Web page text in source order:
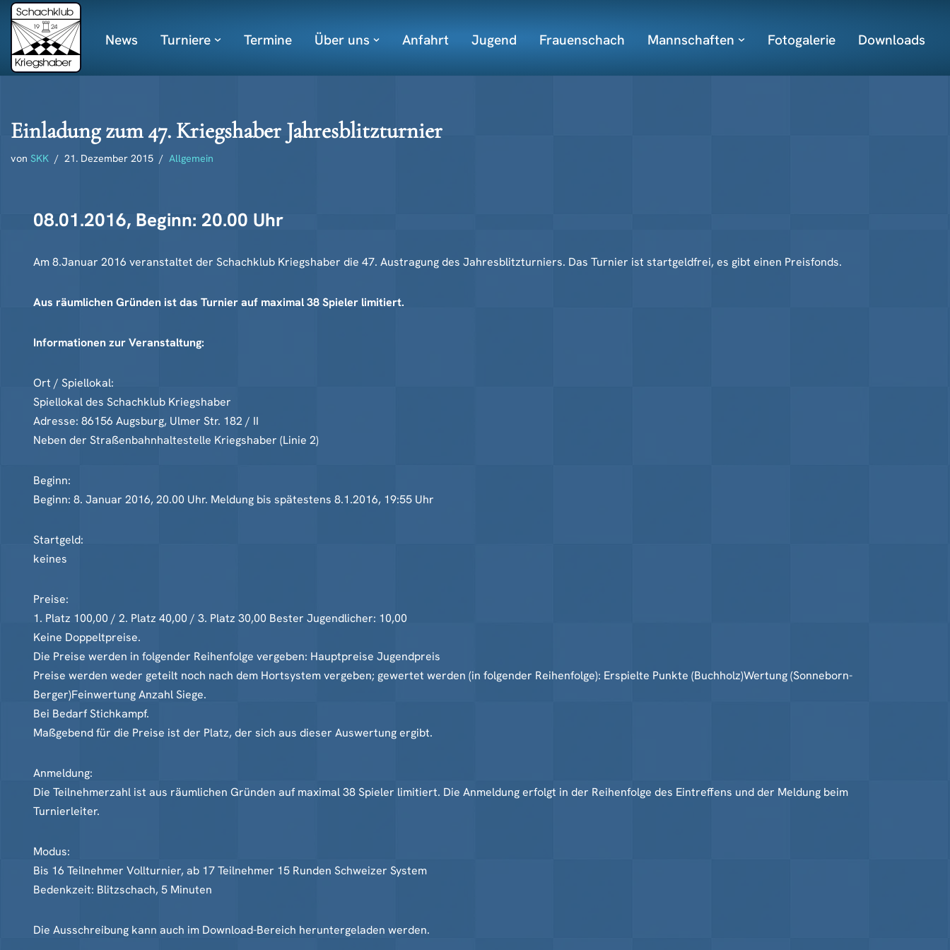
Zum
Inhalt
springen
News Turniere Termine Über uns Anfahrt Jugend Frauenschach Mannschaften Fotogalerie Downloads
Einladung zum 47. Kriegshaber Jahresblitzturnier
von SKK 21. Dezember 2015 Allgemein
08.01.2016, Beginn: 20.00 Uhr
Am 8.Januar 2016 veranstaltet der Schachklub Kriegshaber die 47. Austragung des Jahresblitzturniers. Das Turnier ist startgeldfrei, es gibt einen Preisfonds.
Aus räumlichen Gründen ist das Turnier auf maximal 38 Spieler limitiert.
Informationen zur Veranstaltung:
Ort / Spiellokal:
Spiellokal des Schachklub Kriegshaber
Adresse: 86156 Augsburg, Ulmer Str. 182 / II
Neben der Straßenbahnhaltestelle Kriegshaber (Linie 2)
Beginn:
Beginn: 8. Januar 2016, 20.00 Uhr. Meldung bis spätestens 8.1.2016, 19:55 Uhr
Startgeld:
keines
Preise:
1. Platz 100,00 / 2. Platz 40,00 / 3. Platz 30,00 Bester Jugendlicher: 10,00
Keine Doppeltpreise.
Die Preise werden in folgender Reihenfolge vergeben: Hauptpreise Jugendpreis
Preise werden weder geteilt noch nach dem Hortsystem vergeben; gewertet werden (in folgender Reihenfolge): Erspielte Punkte (Buchholz)Wertung (Sonneborn-
Berger)Feinwertung Anzahl Siege.
Bei Bedarf Stichkampf.
Maßgebend für die Preise ist der Platz, der sich aus dieser Auswertung ergibt.
Anmeldung:
Die Teilnehmerzahl ist aus räumlichen Gründen auf maximal 38 Spieler limitiert. Die Anmeldung erfolgt in der Reihenfolge des Eintreffens und der Meldung beim
Turnierleiter.
Modus:
Bis 16 Teilnehmer Vollturnier, ab 17 Teilnehmer 15 Runden Schweizer System
Bedenkzeit: Blitzschach, 5 Minuten
Die Ausschreibung kann auch im Download-Bereich heruntergeladen werden.